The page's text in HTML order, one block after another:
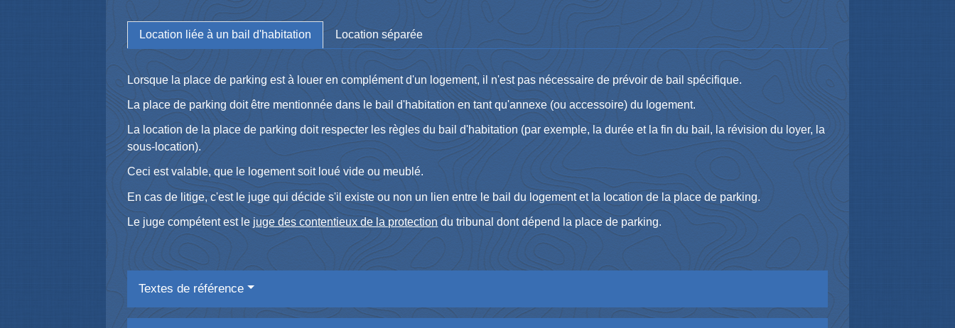
Location liée à un bail d'habitation Location séparée
Lorsque la place de parking est à louer en complément d'un logement, il n'est pas nécessaire de prévoir de bail spécifique.
La place de parking doit être mentionnée dans le bail d'habitation en tant qu'annexe (ou accessoire) du logement.
La location de la place de parking doit respecter les règles du bail d'habitation (par exemple, la durée et la fin du bail, la révision du loyer, la
sous-location).
Ceci est valable, que le logement soit loué vide ou meublé.
En cas de litige, c'est le juge qui décide s'il existe ou non un lien entre le bail du logement et la location de la place de parking.
Le juge compétent est lejuge des contentieux de la protection du tribunal dont dépend la place de parking.
Textes de référence